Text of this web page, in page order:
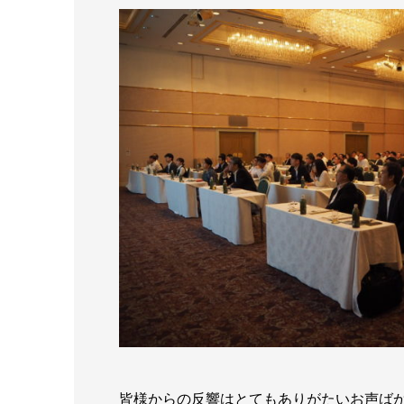
皆様からの反響はとてもありがたいお声ば